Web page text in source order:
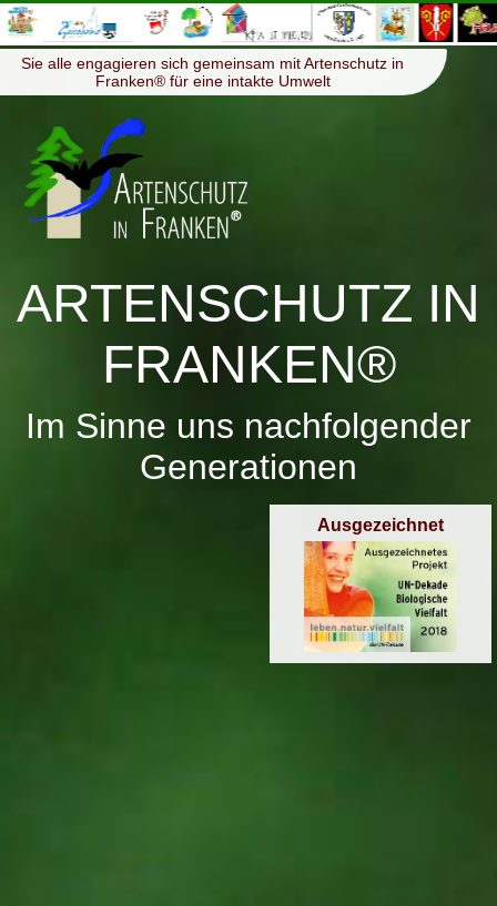
Menü ≡
Sie alle engagieren sich gemeinsam mit Artenschutz in
Franken® für eine intakte Umwelt
ARTENSCHUTZ IN
FRANKEN®
Im Sinne uns nachfolgender
Generationen
Ausgezeichnet